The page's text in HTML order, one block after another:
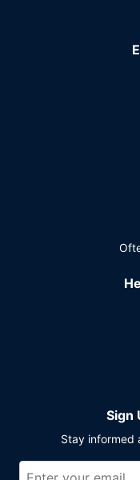
renseri/
er til rådighed på
Sign
Stay informed